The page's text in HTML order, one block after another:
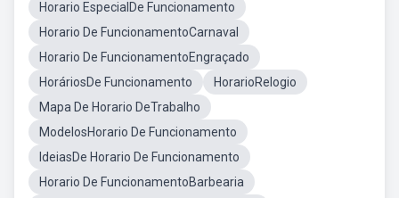
Horario EspecialDe Funcionamento
Horario De FuncionamentoCarnaval
Horario De FuncionamentoEngraçado
HoráriosDe Funcionamento
HorarioRelogio
Mapa De Horario DeTrabalho
ModelosHorario De Funcionamento
IdeiasDe Horario De Funcionamento
Horario De FuncionamentoBarbearia